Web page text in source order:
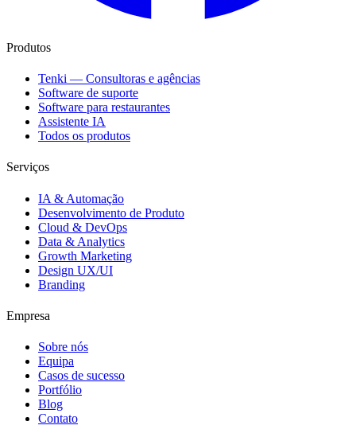
Produtos
Tenki — Consultoras e agências
Software de suporte
Software para restaurantes
Assistente IA
Todos os produtos
Serviços
IA & Automação
Desenvolvimento de Produto
Cloud & DevOps
Data & Analytics
Growth Marketing
Design UX/UI
Branding
Empresa
Sobre nós
Equipa
Casos de sucesso
Portfólio
Blog
Contato